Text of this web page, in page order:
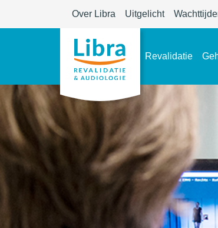
Over Libra Uitgelicht
Revalidatie